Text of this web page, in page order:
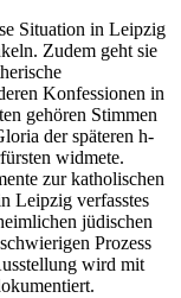
Situation in Leipzig
Zudem geht sie
Konfessionen in
gehören Stimmen
der späteren h-
widmete.
zur katholischen
Leipzig verfasstes
jüdischen
Prozess
wird mit